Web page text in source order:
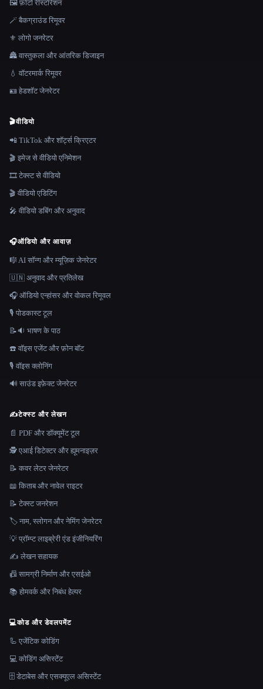
🖼️ फ़ोटो रीस्टोरेशन
🪄 बैकग्राउंड रिमूवर
⚜️ लोगो जनरेटर
🏯 वास्तुकला और आंतरिक डिजाइन
💧 वॉटरमार्क रिमूवर
🪪 हेडशॉट जेनरेटर
🎬वीडियो
📲 TikTok और शॉर्ट्स क्रिएटर
🎬 इमेज से वीडियो एनिमेशन
🎞️ टेक्स्ट से वीडियो
🎬 वीडियो एडिटिंग
🎤 वीडियो डबिंग और अनुवाद
🎧ऑडियो और आवाज़
🎼 AI सॉन्ग और म्यूज़िक जेनरेटर
🇺🇳 अनुवाद और प्रतिलेख
🎧 ऑडियो एन्हांसर और वोकल रिमूवल
🎙️ पोडकास्ट टूल
📝🔉 भाषण के पाठ
☎️ वॉइस एजेंट और फ़ोन बॉट
🎙️ वॉइस क्लोनिंग
🔊 साउंड इफ़ेक्ट जेनरेटर
✍️टेक्स्ट और लेखन
📄 PDF और डॉक्यूमेंट टूल
🕵️ एआई डिटेक्टर और ह्यूमनाइज़र
📝 कवर लेटर जेनरेटर
📖 किताब और नावेल राइटर
📝 टेक्स्ट जनरेशन
🏷️ नाम, स्लोगन और नेमिंग जेनरेटर
💡 प्रॉम्प्ट लाइब्रेरी एंड इंजीनियरिंग
✍️ लेखन सहायक
📠 सामग्री निर्माण और एसईओ
📚 होमवर्क और निबंध हेल्पर
💻कोड और डेवलपमेंट
🦾 एजेंटिक कोडिंग
💻 कोडिंग असिस्टेंट
🗄️ डेटाबेस और एसक्यूएल असिस्टेंट